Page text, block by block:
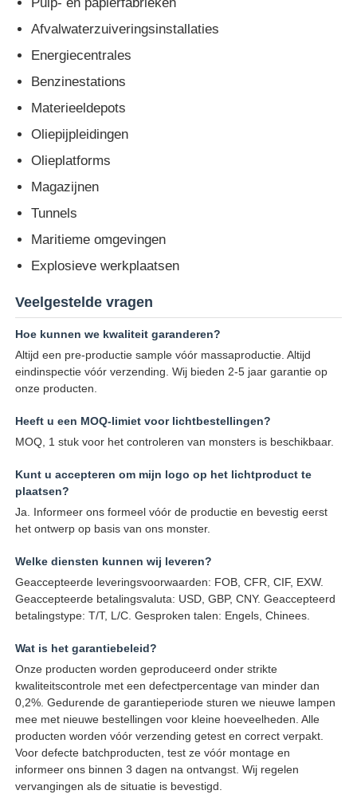
Afvalwaterzuiveringsinstallaties
Energiecentrales
Benzinestations
Materieeldepots
Oliepijpleidingen
Olieplatforms
Magazijnen
Tunnels
Maritieme omgevingen
Explosieve werkplaatsen
Veelgestelde vragen
Hoe kunnen we kwaliteit garanderen?
Altijd een pre-productie sample vóór massaproductie. Altijd
eindinspectie vóór verzending. Wij bieden 2-5 jaar garantie op
onze producten.
Heeft u een MOQ-limiet voor lichtbestellingen?
MOQ, 1 stuk voor het controleren van monsters is beschikbaar.
Kunt u accepteren om mijn logo op het lichtproduct te
plaatsen?
Ja. Informeer ons formeel vóór de productie en bevestig eerst
het ontwerp op basis van ons monster.
Welke diensten kunnen wij leveren?
Geaccepteerde leveringsvoorwaarden: FOB, CFR, CIF, EXW.
Geaccepteerde betalingsvaluta: USD, GBP, CNY. Geaccepteerd
betalingstype: T/T, L/C. Gesproken talen: Engels, Chinees.
Wat is het garantiebeleid?
Onze producten worden geproduceerd onder strikte
kwaliteitscontrole met een defectpercentage van minder dan
0,2%. Gedurende de garantieperiode sturen we nieuwe lampen
mee met nieuwe bestellingen voor kleine hoeveelheden. Alle
producten worden vóór verzending getest en correct verpakt.
Voor defecte batchproducten, test ze vóór montage en
informeer ons binnen 3 dagen na ontvangst. Wij regelen
vervangingen als de situatie is bevestigd.